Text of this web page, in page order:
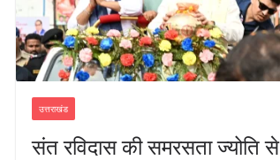
उत्तराखंड
संत रविदास की समरसता ज्योति से